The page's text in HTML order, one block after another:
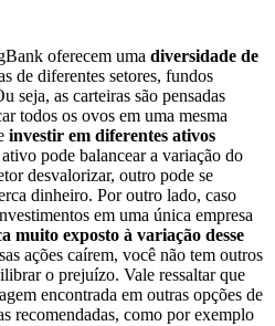
oferecem uma diversidade de
de diferentes setores, fundos
as carteiras são pensadas
todos os ovos em uma mesma
investir em diferentes ativos
pode balancear a variação do
desvalorizar, outro pode se
dinheiro. Por outro lado, caso
em uma única empresa
muito exposto à variação desse
ações caírem, você não tem outros
o prejuízo. Vale ressaltar que
encontrada em outras opções de
recomendadas, como por exemplo